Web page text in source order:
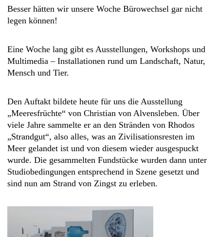
Besser hätten wir unsere Woche Bürowechsel gar nicht
legen können!
Eine Woche lang gibt es Ausstellungen, Workshops und
Multimedia – Installationen rund um Landschaft, Natur,
Mensch und Tier.
Den Auftakt bildete heute für uns die Ausstellung
„Meeresfrüchte“ von Christian von Alvensleben. Über
viele Jahre sammelte er an den Stränden von Rhodos
„Strandgut“, also alles, was an Zivilisationsresten im
Meer gelandet ist und von diesem wieder ausgespuckt
wurde. Die gesammelten Fundstücke wurden dann unter
Studiobedingungen entsprechend in Szene gesetzt und
sind nun am Strand von Zingst zu erleben.